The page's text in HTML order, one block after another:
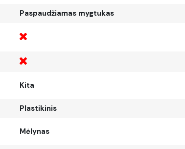
Paspaudžiamas mygtukas
Kita
Plastikinis
Mėlynas